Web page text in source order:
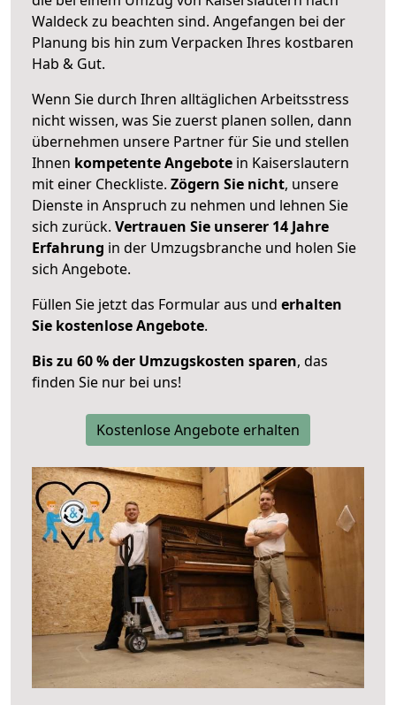
Waldeck zu beachten sind. Angefangen bei der
Planung bis hin zum Verpacken Ihres kostbaren
Hab & Gut.
Wenn Sie durch Ihren alltäglichen Arbeitsstress
nicht wissen, was Sie zuerst planen sollen, dann
übernehmen unsere Partner für Sie und stellen
Ihnen kompetente Angebote in Kaiserslautern
mit einer Checkliste. Zögern Sie nicht, unsere
Dienste in Anspruch zu nehmen und lehnen Sie
sich zurück. Vertrauen Sie unserer 14 Jahre
Erfahrung in der Umzugsbranche und holen Sie
sich Angebote.
Füllen Sie jetzt das Formular aus und erhalten
Sie kostenlose Angebote.
Bis zu 60 % der Umzugskosten sparen, das
finden Sie nur bei uns!
Kostenlose Angebote erhalten